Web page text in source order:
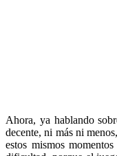
Ahora, ya hablando
decente, ni más ni
estos mismos